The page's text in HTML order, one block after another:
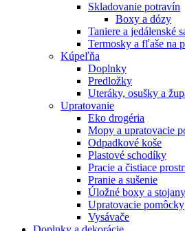
Skladovanie potravín
Boxy a dózy
Taniere a jedálenské
Termosky a fľaše na
Kúpeľňa
Doplnky
Predložky
Uteráky, osušky a
Upratovanie
Eko drogéria
Mopy a upratovacie
Odpadkové koše
Plastové schodíky
Pracie a čistiace
Pranie a sušenie
Úložné boxy a stojany
Upratovacie pomôcky
Vysávače